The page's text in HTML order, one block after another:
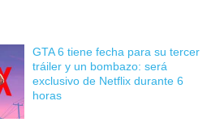
GTA 6 tiene fecha para su tercer
tráiler y un bombazo: será
exclusivo de Netflix durante 6
horas